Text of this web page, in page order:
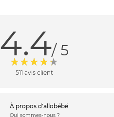
4.4/ 5
511 avis client
à propos d'allobébé
Qui sommes-nous ?